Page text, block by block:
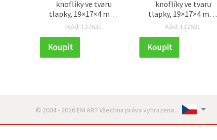
knoflíky ve tvaru
tlapky, 19×17×4 mm,
otvor 4 mm, mix barev
scrapbooking
Kód: 127631
Koupit
knoflíky ve tvaru
tlapky, 19×17×4 mm,
otvor 4 mm, mix barev
scrapbooking
Kód: 127631
Koupit
© 2004 - 2026 EM ART Všechna práva vyhrazena..